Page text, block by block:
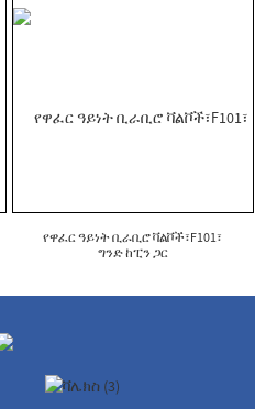
የዋፈር ዓይነት ቢራቢሮ ቫልቮች፣F101፣
ግንድ ከፒን ጋር